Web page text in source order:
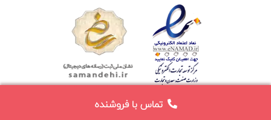
تماس با فروشنده
توسعه و طراحی :maxdev